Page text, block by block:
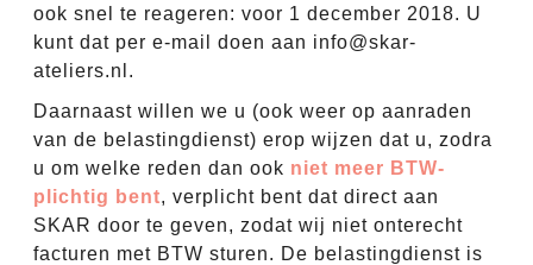
ook snel te reageren: voor 1 december 2018. U
kunt dat per e-mail doen aan info@skar-
ateliers.nl.
Daarnaast willen we u (ook weer op aanraden
van de belastingdienst) erop wijzen dat u, zodra
u om welke reden dan ook niet meer BTW-
plichtig bent, verplicht bent dat direct aan
SKAR door te geven, zodat wij niet onterecht
facturen met BTW sturen. De belastingdienst is